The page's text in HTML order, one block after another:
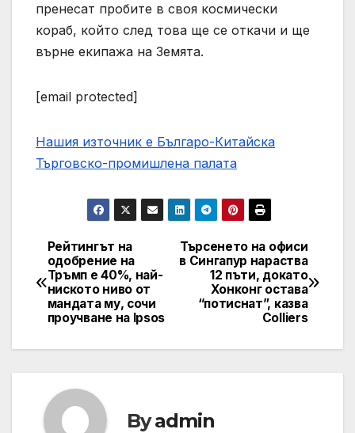
пренесат пробите в своя космически
кораб, който след това ще се откачи и ще
върне екипажа на Земята.
[email protected]
Нашия източник е Българо-Китайска
Търговско-промишлена палaта
Post
navigation
Търсенето на офиси
в Сингапур нараства
12 пъти, докато
Хонконг остава
“потиснат”, казва
Colliers
Рейтингът на
одобрение на
Тръмп е 40%, най-
ниското ниво от
мандата му, сочи
проучване на Ipsos
Byadmin